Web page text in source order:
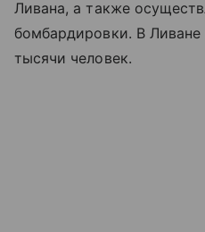
Ливана, а также
бомбардировки. В
тысячи человек.